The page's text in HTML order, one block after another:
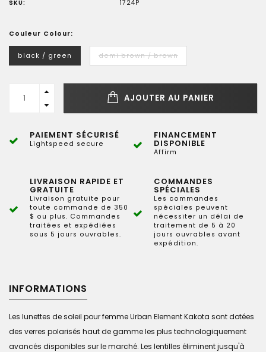
SKU:
1724P
Couleur Colour:
black / green demi brown / brown
AJOUTER AU PANIER
PAIEMENT SÉCURISÉ
Lightspeed secure
FINANCEMENT
DISPONIBLE
Affirm
LIVRAISON RAPIDE ET
GRATUITE
Livraison gratuite pour
toute commande de 350
$ ou plus. Commandes
traitées et expédiées
sous 5 jours ouvrables.
COMMANDES
SPÉCIALES
Les commandes
spéciales peuvent
nécessiter un délai de
traitement de 5 à 20
jours ouvrables avant
expédition.
INFORMATIONS
Les lunettes de soleil pour femme Urban Element Kakota sont dotées
des verres polarisés haut de gamme les plus technologiquement
avancés disponibles sur le marché. Les lentilles éliminent jusqu'à